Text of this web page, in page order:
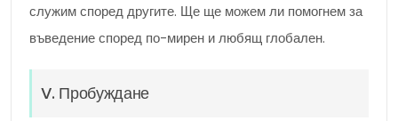
служим според другите. Ще ще можем ли помогнем за
въведение според по-мирен и любящ глобален.
V. Пробуждане